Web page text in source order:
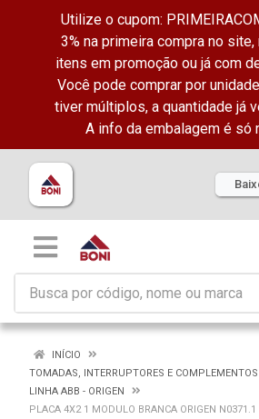
Utilize o cupom:
3% na primeira compra no
itens em promoção ou já com
Você pode comprar por
tiver múltiplos, a quantidade já
A info da embalagem é só
INÍCIO
TOMADAS, INTERRUPTORES E COMPLEMENTOS
LINHA ABB - ORIGEN
PLACA 4X2 1 MODULO BRANCA ORIGEN N0371.1